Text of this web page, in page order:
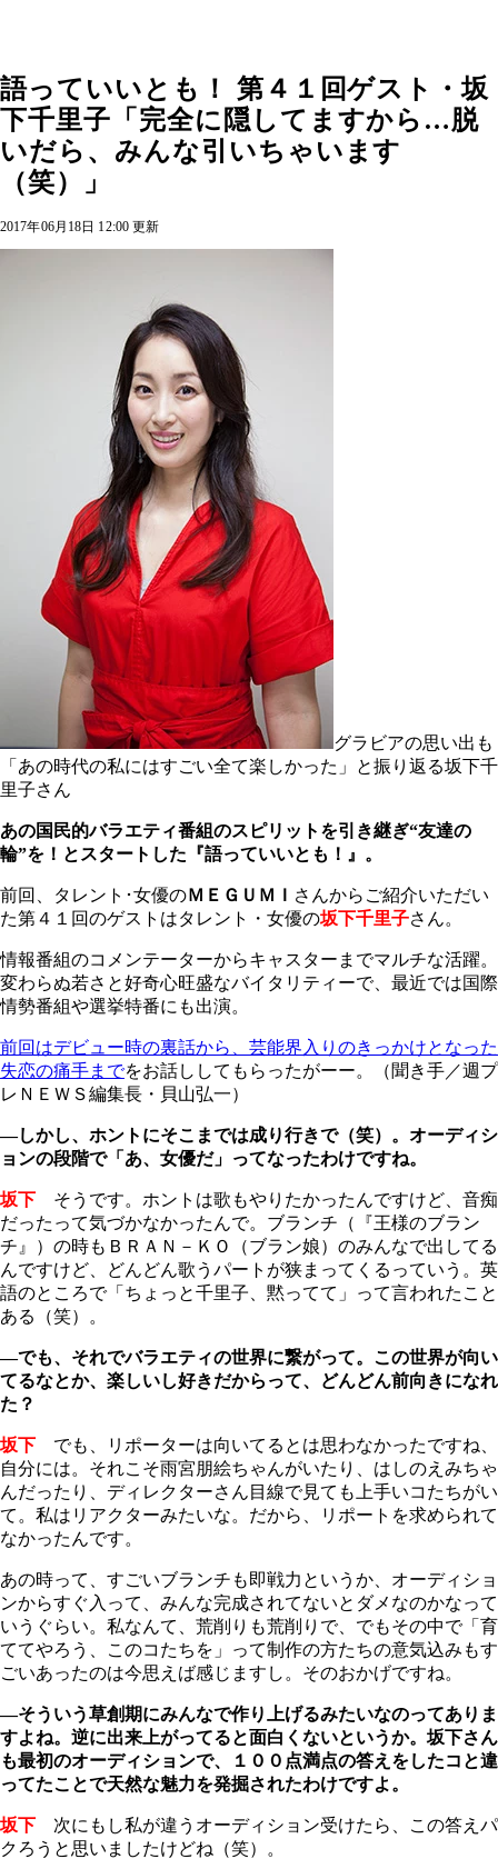
語っていいとも！ 第４１回ゲスト・坂
下千里子「完全に隠してますから…脱
いだら、みんな引いちゃいます
（笑）」
2017年06月18日 12:00 更新
グラビアの思い出も
「あの時代の私にはすごい全て楽しかった」と振り返る坂下千
里子さん
あの国民的バラエティ番組のスピリットを引き継ぎ“友達の
輪”を！とスタートした『語っていいとも！』。
前回、タレント･女優のＭＥＧＵＭＩ さんからご紹介いただい
た第４１回のゲストはタレント・女優の坂下千里子さん。
情報番組のコメンテーターからキャスターまでマルチな活躍。
変わらぬ若さと好奇心旺盛なバイタリティーで、最近では国際
情勢番組や選挙特番にも出演。
前回はデビュー時の裏話から、芸能界入りのきっかけとなった
失恋の痛手までをお話ししてもらったがーー。（聞き手／週プ
レＮＥＷＳ編集長・貝山弘一）
―しかし、ホントにそこまでは成り行きで（笑）。 オーディシ
ョンの段階で「あ、女優だ」ってなったわけですね。
坂下 そうです。ホントは歌もやりたかったんですけど、音痴
だったって気づかなかったんで。ブランチ（『王様のブラン
チ』）の時もＢＲＡＮ－ＫＯ（ブラン娘）のみんなで出してる
んですけど、どんどん歌うパートが狭まってくるっていう。英
語のところで「ちょっと千里子、黙ってて」って言われたこと
ある（笑）。
―でも、それでバラエティの世界に繋がって。この世界が向い
てるなとか、楽しいし好きだからって、どんどん前向きになれ
た？
坂下 でも、リポーターは向いてるとは思わなかったですね、
自分には。それこそ雨宮朋絵ちゃんがいたり、はしのえみちゃ
んだったり、ディレクターさん目線で見ても上手いコたちがい
て。私はリアクターみたいな。だから、リポートを求められて
なかったんです。
あの時って、すごいブランチも即戦力というか、オーディショ
ンからすぐ入って、みんな完成されてないとダメなのかなって
いうぐらい。私なんて、荒削りも荒削りで、でもその中で「育
ててやろう、このコたちを」って制作の方たちの意気込みもす
ごいあったのは今思えば感じますし。そのおかげですね。
―そういう草創期にみんなで作り上げるみたいなのってありま
すよね。逆に出来上がってると面白くないというか。坂下さん
も最初のオーディションで、１００点満点の答えをしたコと違
ってたことで天然な魅力を発掘されたわけですよ。
坂下 次にもし私が違うオーディション受けたら、この答えパ
クろうと思いましたけどね（笑）。